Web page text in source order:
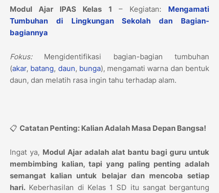
Modul Ajar IPAS Kelas 1 – Kegiatan: Mengamati
Tumbuhan di Lingkungan Sekolah dan Bagian-
bagiannya
Fokus:Mengidentifikasi bagian-bagian tumbuhan
(akar, batang, daun, bunga), mengamati warna dan bentuk
daun, dan melatih rasa ingin tahu terhadap alam.
📋 Catatan Penting: Kalian Adalah Masa Depan Bangsa!
Ingat ya, Modul Ajar adalah alat bantu bagi guru untuk
membimbing kalian, tapi yang paling penting adalah
semangat kalian untuk belajar dan mencoba setiap
hari. Keberhasilan di Kelas 1 SD itu sangat bergantung